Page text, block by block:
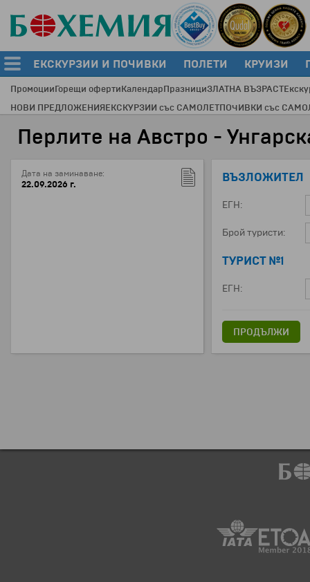
ЕКСКУРЗИИ И ПОЧИВКИ ПОЛЕТИ КРУИЗИ
ПромоцииГорещи офертиКалендарПразнициЗЛАТНА ВЪЗРАСТ
НОВИ ПРЕДЛОЖЕНИЯЕКСКУРЗИИ със САМОЛЕТПОЧИВКИ със
Перлите на Австро -
Дата на заминаване:
22.09.2026 г. ВЪЗЛОЖИТЕЛ
ЕГН:
Брой туристи:
ТУРИСТ №1
ЕГН:
ПРОДЪЛЖИ